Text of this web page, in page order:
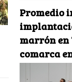
Promedio
marrón en
comarca